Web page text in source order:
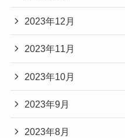
2023年12月
2023年11月
2023年10月
2023年9月
2023年8月